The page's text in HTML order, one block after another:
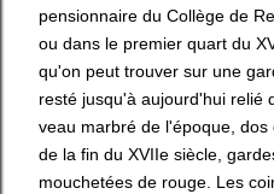
pensionnaire du Collège de
ou dans le premier quart du
qu'on peut trouver sur une
resté jusqu'à aujourd'hui relié
veau marbré de l'époque,
de la fin du XVIIe siècle,
mouchetées de rouge. Les